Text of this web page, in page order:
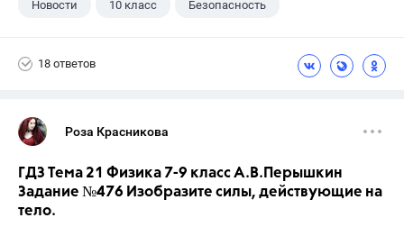
Новости 10 класс Безопасность
18 ответов
Роза Красникова
ГДЗ Тема 21 Физика 7-9 класс А.В.Перышкин
Задание №476 Изобразите силы, действующие на
тело.